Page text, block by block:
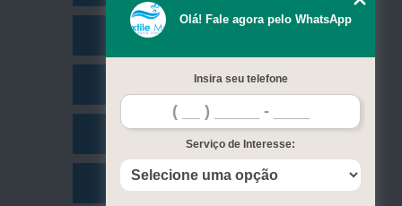
Missão
Contato
Olá! Fale agora pelo WhatsApp
Insira seu telefone
Serviço de Interesse: